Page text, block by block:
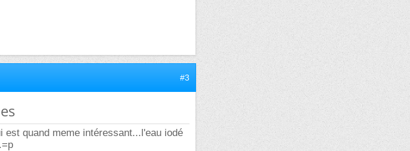
#3
quand meme intéressant...l'eau iodé